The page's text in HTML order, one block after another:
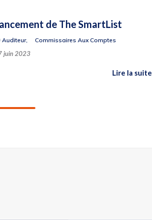
de The SmartList
Auditeur, Commissaires Aux Comptes
juin 2023
Lire la suite